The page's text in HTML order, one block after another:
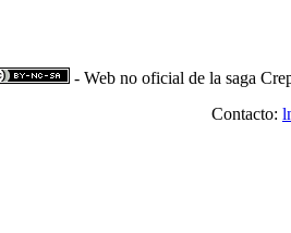
- Web no oficial de la saga
Contacto: